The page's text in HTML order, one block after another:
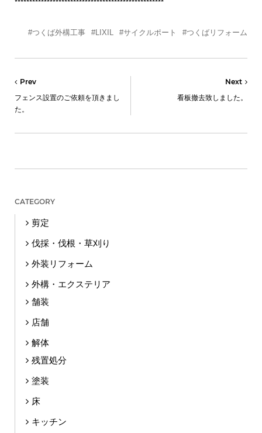
***************************************************
#つくば外構工事 #LIXIL #サイクルポート #つくばリフォーム
Prev
フェンス設置のご依頼を頂きまし
た。
Next
看板撤去致しました。
CATEGORY
剪定
伐採・伐根・草刈り
外装リフォーム
外構・エクステリア
舗装
店舗
解体
残置処分
塗装
床
キッチン